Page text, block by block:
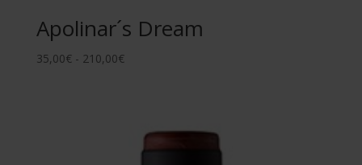
Apolinar´s Dream
35,00€ - 210,00€Rango
35,00€
hasta